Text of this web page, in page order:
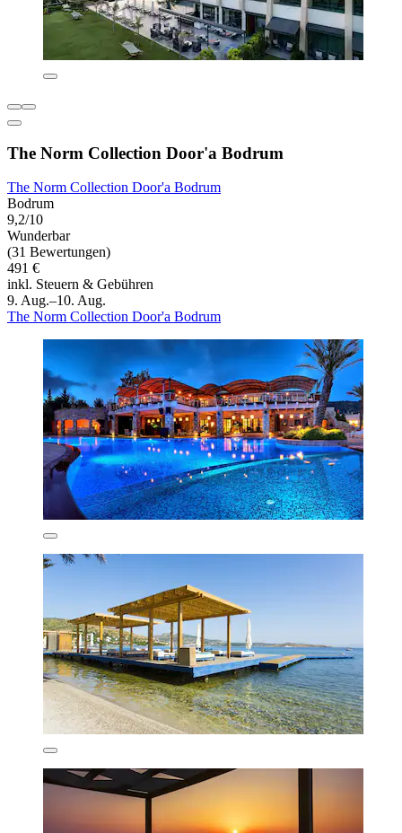
The Norm Collection Door'a Bodrum
The Norm Collection Door'a Bodrum
Bodrum
9,2/10
Wunderbar
(31 Bewertungen)
491 €
inkl. Steuern & Gebühren
9. Aug.–10. Aug.
The Norm Collection Door'a Bodrum